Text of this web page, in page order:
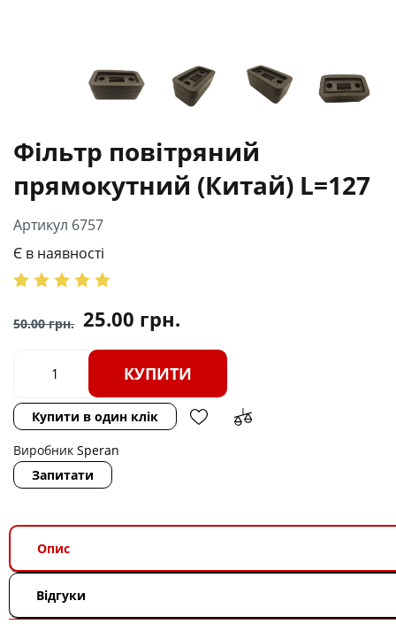
Фільтр повітряний
прямокутний (Китай) L=127
Артикул 6757
Є в наявності
50.00грн. 25.00 грн.
КУПИТИ
Купити в один клік
Виробник Speran
Запитати
Опис
Відгуки